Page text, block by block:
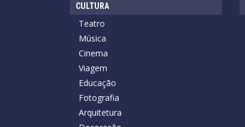
CULTURA
Teatro
Música
Cinema
Viagem
Educação
Fotografia
Arquitetura